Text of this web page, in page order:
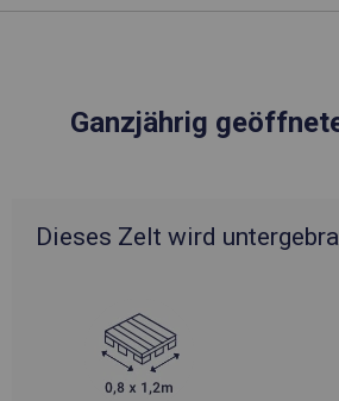
Ganzjährig
Dieses Zelt wird